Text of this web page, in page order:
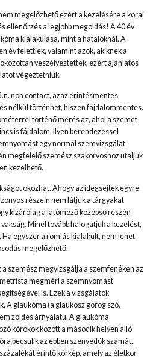
megelőzhető ezért a kezelésére a korai
ellenőrzés a legjobb megoldás! A 40 év
kialakulása, mint a fiataloknál. A
év felettiek, valamint azok, akiknek a
veszélyeztettek, ezért ajánlatos
végeztetniük.
non contact, azaz érintésmentes
nélkül történhet, hiszen fájdalommentes.
történő mérés az, ahol a szemet
is fájdalom. Ilyen berendezéssel
egy normál szemvizsgálat
megfelelő szemész szakorvoshoz utaljuk
kezelhető.
okozhat. Ahogy az idegsejtek egyre
részein nem látjuk a tárgyakat
kizárólag a látómező középső részén
Minél tovább halogatjuk a kezelést,
egyszer a romlás kialakult, nem lehet
megelőzhető.
szemész megvizsgálja a szemfenéken az
megméri a szemnyomást
is. Ezek a vizsgálatok
A glaukóma (a glaukosz görög szó,
zöldes árnyalatú. A glaukóma
kórokok között a második helyen álló
becsülik az ebben szenvedők számát.
érintő kórkép, amely az életkor